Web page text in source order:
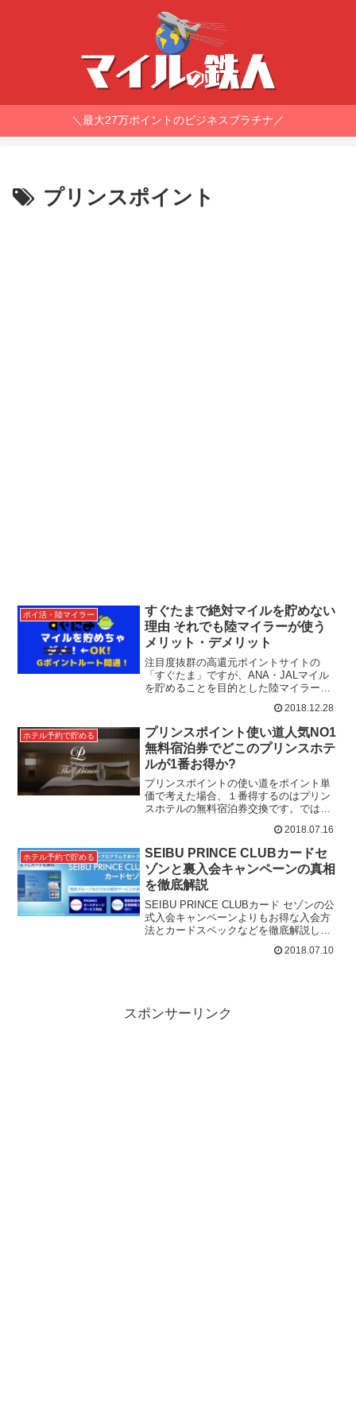
＼最大27万ポイントのビジネスプラチナ／
プリンスポイント
ポイ活・陸マイラー
すぐたまで絶対マイルを貯めない
理由 それでも陸マイラーが使う
メリット・デメリット
注目度抜群の高還元ポイントサイトの
「すぐたま」ですが、ANA・JALマイル
を貯めることを目的とした陸マイラーに
出来るだけ高い交換レートでマイレージ
に移行する。その最...
2018.12.28
ホテル予約で貯める
プリンスポイント使い道人気NO1
無料宿泊券でどこのプリンスホテ
ルが1番お得か?
プリンスポイントの使い道をポイント単
価で考えた場合、１番得するのはプリン
スホテルの無料宿泊券交換です。では、
がポイントの使い方としてお得なのか？
をまとめました。ポイ...
2018.07.16
ホテル予約で貯める
SEIBU PRINCE CLUBカードセ
ゾンと裏入会キャンペーンの真相
を徹底解説
SEIBU PRINCE CLUBカード セゾンの公
式入会キャンペーンよりもお得な入会方
法とカードスペックなどを徹底解説しま
なく高いのに実は意外と簡単に貯まるん
2018.07.10
スポンサーリンク